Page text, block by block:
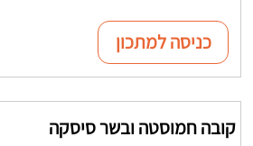
כניסה למתכון
קובה חמוסטה ובשר סיסקה